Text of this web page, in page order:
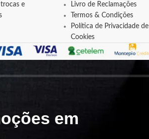
e
Livro de Reclamações
Termos & Condições
Política de Privacidade de
Cookies
em